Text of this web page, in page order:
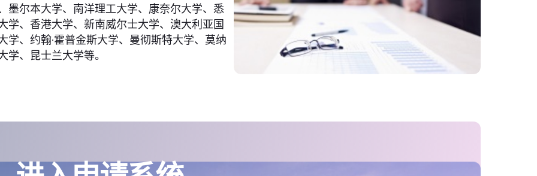
墨尔本大学、南洋理工大学、康奈尔大学、悉
学、香港大学、新南威尔士大学、澳大利亚国
学、约翰·霍普金斯大学、曼彻斯特大学、莫纳
学、昆士兰大学等。